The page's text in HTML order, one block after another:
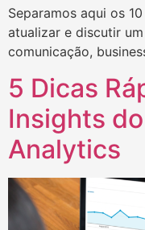
Separamos aqui os
atualizar e discutir
comunicação,
5 Dicas
Insights
Analytics